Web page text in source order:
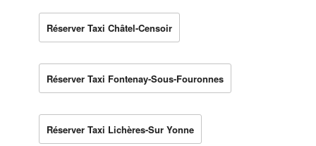
Réserver Taxi Châtel-Censoir
Réserver Taxi Fontenay-Sous-Fouronnes
Réserver Taxi Lichères-Sur Yonne